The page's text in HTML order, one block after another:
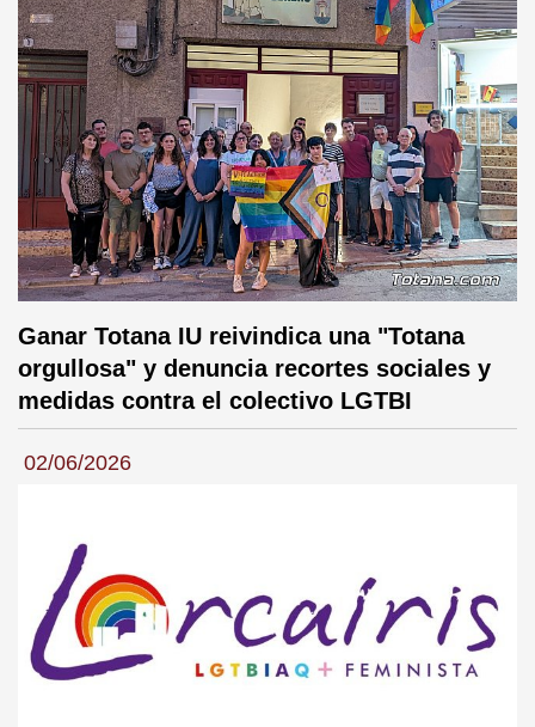
Ganar Totana IU reivindica una "Totana
orgullosa" y denuncia recortes sociales y
medidas contra el colectivo LGTBI
02/06/2026